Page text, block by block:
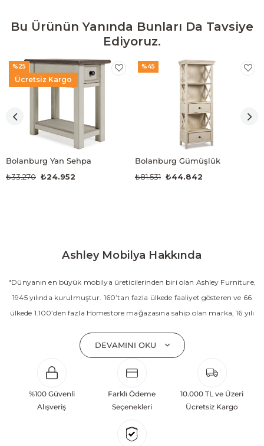
Bu Ürünün Yanında Bunları Da Tavsiye
Ediyoruz.
Bolanburg Yan Sehpa
₺24.952
₺33.270
Ücretsiz Kargo
%25
Bolanburg Gümüşlük
₺44.842
₺81.531
%45
Ashley Mobilya Hakkında
"Dünyanın en büyük mobilya üreticilerinden biri olan Ashley Furniture,
1945 yılında kurulmuştur. 160’tan fazla ülkede faaliyet gösteren ve 66
ülkede 1.100’den fazla Homestore mağazasına sahip olan marka, 16 yılı
yatak odası, oturma odası, yemek odası, home ofis ve ev dekorasyon
aksesuarları dahil olmak üzere 20’den fazla ürün kategorisinde geniş bir
koleksiyon sunmaktadır. Sabit ve hareketli koltuklar, yataklar, bahçe
mobilyaları ve demonte ürün grupları ile ürün yelpazesini sürekli
geliştiren Ashley, güçlü ve verimli global altyapısı sayesinde dünya
başarılarına değil, aynı zamanda gelecekte yaratacağı değerlere
DEVAMINI OKU
%100 Güvenli
Alışveriş
Farklı Ödeme
Seçenekleri
10.000 TL ve Üzeri
Ücretsiz Kargo